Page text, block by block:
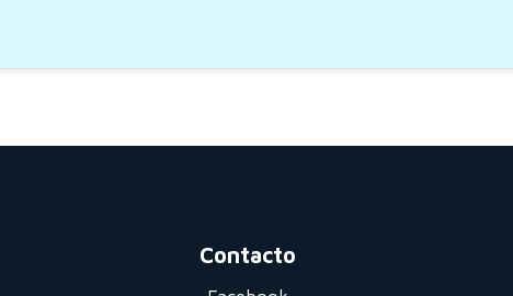
Contacto